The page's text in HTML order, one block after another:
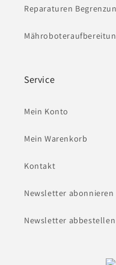
Reparaturen
Service
Mein Konto
Mein Warenkorb
Kontakt
Newsletter abonnieren
Newsletter abbestellen